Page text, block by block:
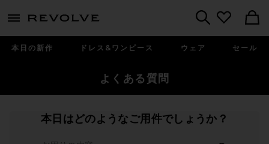
menu - shows more content
本日の新作 ドレス&ワンピース ウェア セール
よくある質問
本日はどのようなご用件でしょうか？